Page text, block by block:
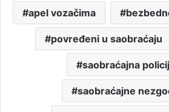
apel vozačima
povređeni u saobraćaju
saobraćajna
saobraćajne